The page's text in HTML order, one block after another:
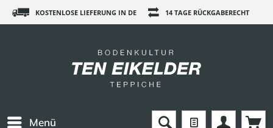
KOSTENLOSE LIEFERUNG IN DE 14 TAGE RÜCKGABERECHT
Menü